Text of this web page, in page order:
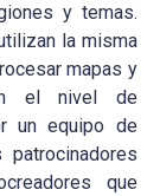
y temas.
la misma
mapas y
el nivel de
un equipo de
que